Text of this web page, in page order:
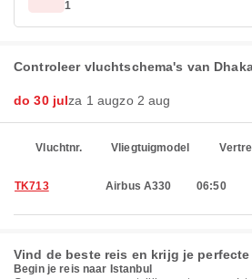
1
Controleer vluchtschema's van
do 30 julza 1 augzo 2 aug
Vluchtnr. Vliegtuigmodel
TK713 Airbus A330 06:50
Vind de beste reis en krijg je
Begin je reis naar Istanbul